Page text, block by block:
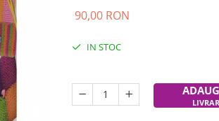
90,00 RON
IN STOC